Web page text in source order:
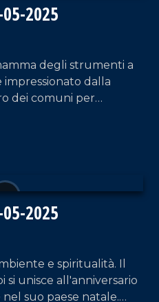
2025
degli strumenti a
impressionato dalla
dei comuni per
dell'Europa sono
2025
e spiritualità. Il
si unisce all'anniversario
suo paese natale.